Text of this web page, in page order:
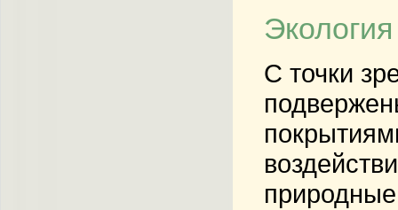
С точки